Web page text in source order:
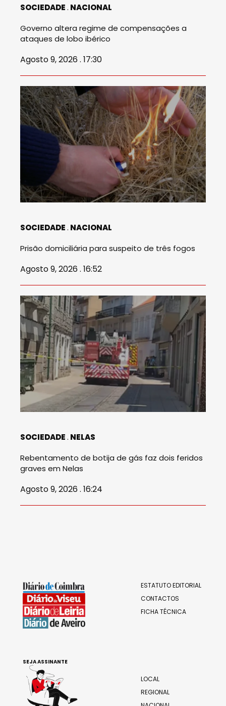
SOCIEDADE NACIONAL
Governo altera regime de compensações a
ataques de lobo ibérico
Agosto 9, 2026 . 17:30
SOCIEDADE NACIONAL
Prisão domiciliária para suspeito de três fogos
Agosto 9, 2026 . 16:52
SOCIEDADE NELAS
Rebentamento de botija de gás faz dois feridos
graves em Nelas
Agosto 9, 2026 . 16:24
ESTATUTO EDITORIAL
CONTACTOS
FICHA TÉCNICA
LOCAL
REGIONAL
SEJA ASSINANTE